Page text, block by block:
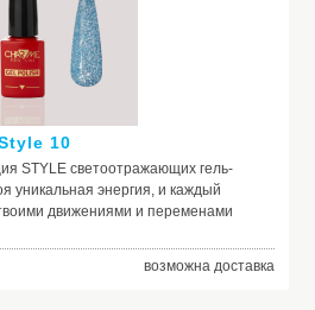
10
STYLE светоотражающих гель-
уникальная энергия, и каждый
движениями и переменами
образы. плотная текстура
большое количество
возможна доставка